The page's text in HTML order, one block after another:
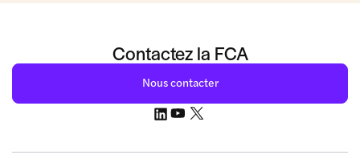
Contactez la FCA
Nous contacter